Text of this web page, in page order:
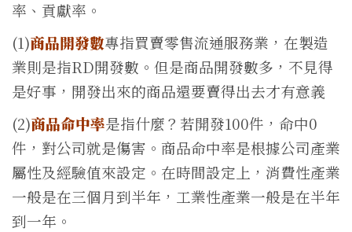
率、貢獻率。
(1)商品開發數專指買賣零售流通服務業，在製造
業則是指RD開發數。 但是商品開發數多，不見得
是好事，開發出來的商品還要賣得出去才有意義
(2)商品命中率是指什麼？若開發100件，命中0
件，對公司就是傷害。商品命中率是根據公司產業
屬性及經驗值來設定。在時間設定上，消費性產業
一般是在三個月到半年，工業性產業一般是在半年
到一年。